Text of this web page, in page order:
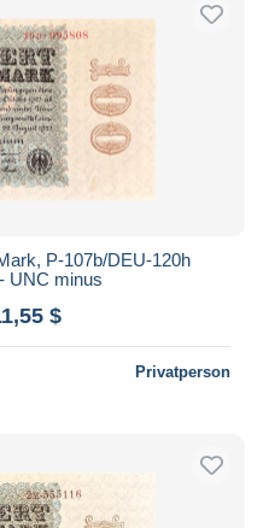
P-107b/DEU-120h
UNC minus
$
Privatperson